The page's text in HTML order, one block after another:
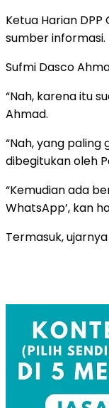
Ketua Harian
sumber informasi.
Sufmi Dasco
“Nah, karena itu
Ahmad.
“Nah, yang
dibegitukan oleh
“Kemudian ada
WhatsApp’, kan
Termasuk,